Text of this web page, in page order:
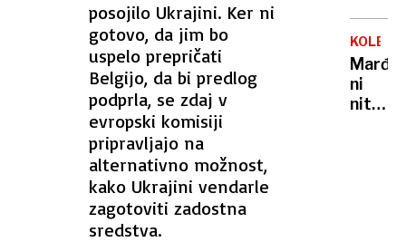
posojilo Ukrajini. Ker ni
gotovo, da jim bo
uspelo prepričati
Belgijo, da bi predlog
podprla, se zdaj v
evropski komisiji
pripravljajo na
alternativno možnost,
kako Ukrajini vendarle
zagotoviti zadostna
sredstva.
službo
jih je
in
njihove
ni
niti